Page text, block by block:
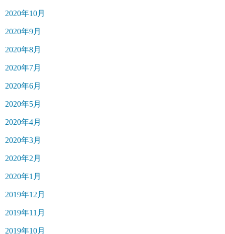
2020年10月
2020年9月
2020年8月
2020年7月
2020年6月
2020年5月
2020年4月
2020年3月
2020年2月
2020年1月
2019年12月
2019年11月
2019年10月